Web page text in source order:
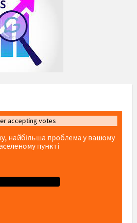
accepting votes
найбільша проблема у вашому
пункті